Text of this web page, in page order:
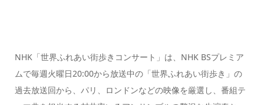
NHK「世界ふれあい街歩きコンサート」は、NHK BSプレミア
ムで毎週火曜日20:00から放送中の「世界ふれあい街歩き」の
過去放送回から、パリ、ロンドンなどの映像を厳選し、番組テ